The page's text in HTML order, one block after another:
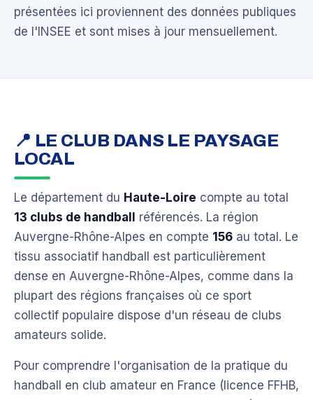
présentées ici proviennent des données publiques
de l'INSEE et sont mises à jour mensuellement.
📍 LE CLUB DANS LE PAYSAGE
LOCAL
Le département du Haute-Loire compte au total
13 clubs de handball
référencés. La région
Auvergne-Rhône-Alpes en compte 156 au total. Le
tissu associatif handball est particulièrement
dense en Auvergne-Rhône-Alpes, comme dans la
plupart des régions françaises où ce sport
collectif populaire dispose d'un réseau de clubs
amateurs solide.
Pour comprendre l'organisation de la pratique du
handball en club amateur en France (licence FFHB,